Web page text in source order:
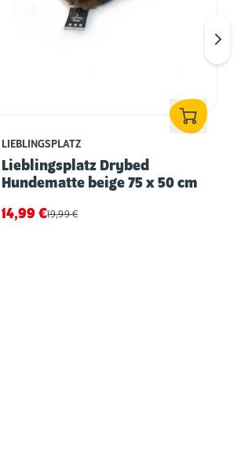
LIEBLINGSPLATZ
Lieblingsplatz Drybed
Hundematte beige 75 x 50 cm
14,99€19,99€